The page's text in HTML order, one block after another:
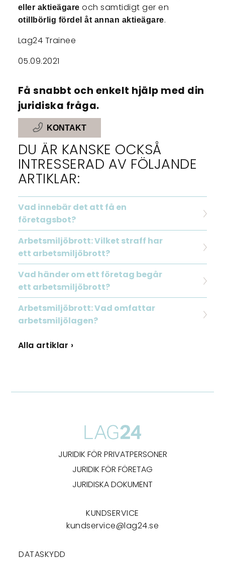
eller aktieägare och samtidigt ger en
otillbörlig fördel åt annan aktieägare.
Lag24 Trainee
05.09.2021
Få snabbt och enkelt hjälp med din
juridiska fråga.
KONTAKT
DU ÄR KANSKE OCKSÅ
INTRESSERAD AV FÖLJANDE
ARTIKLAR:
Vad innebär det att få en
företagsbot?
Arbetsmiljöbrott: Vilket straff har
ett arbetsmiljöbrott?
Vad händer om ett företag begår
ett arbetsmiljöbrott?
Arbetsmiljöbrott: Vad omfattar
arbetsmiljölagen?
Alla artiklar ›
JURIDIK FÖR PRIVATPERSONER
JURIDIK FÖR FÖRETAG
JURIDISKA DOKUMENT
KUNDSERVICE
kundservice@lag24.se
DATASKYDD